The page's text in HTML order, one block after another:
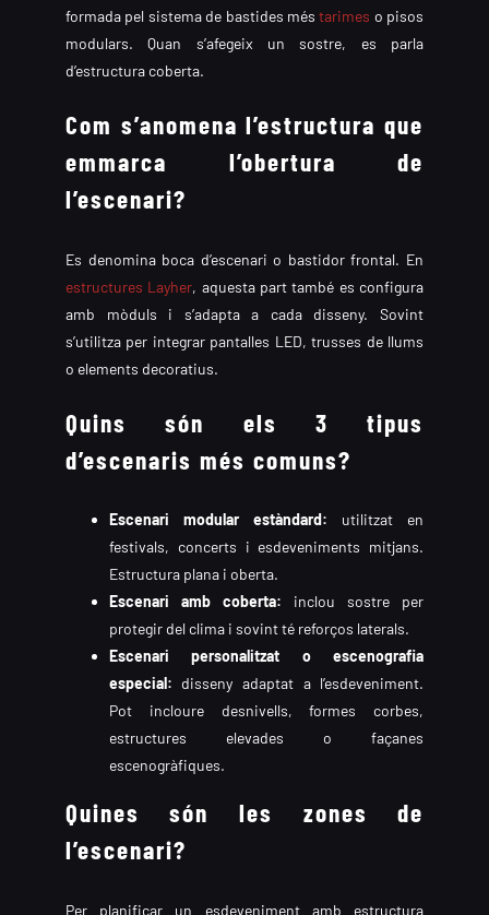
formada pel sistema de bastides méstarimes o pisos
modulars. Quan s’afegeix un sostre, es parla
d’estructura coberta.
Com s’anomena l’estructura que
emmarca l’obertura de
l’escenari?
Es denomina boca d’escenari o bastidor frontal. En
estructures Layher, aquesta part també es configura
amb mòduls i s’adapta a cada disseny. Sovint
s’utilitza per integrar pantalles LED, trusses de llums
o elements decoratius.
Quins són els 3 tipus
d’escenaris més comuns?
Escenari modular estàndard: utilitzat en
festivals, concerts i esdeveniments mitjans.
Estructura plana i oberta.
Escenari amb coberta: inclou sostre per
protegir del clima i sovint té reforços laterals.
Escenari personalitzat o escenografia
especial: disseny adaptat a l’esdeveniment.
Pot incloure desnivells, formes corbes,
estructures elevades o façanes
escenogràfiques.
Quines són les zones de
l’escenari?
Per planificar un esdeveniment amb estructura